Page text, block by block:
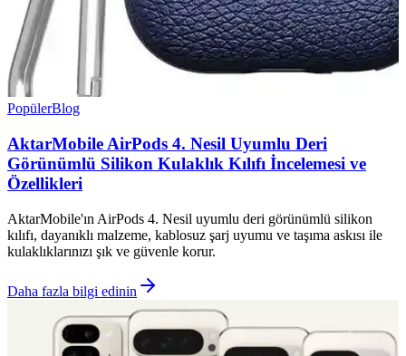
PopülerBlog
AktarMobile AirPods 4. Nesil Uyumlu Deri
Görünümlü Silikon Kulaklık Kılıfı İncelemesi ve
Özellikleri
AktarMobile'ın AirPods 4. Nesil uyumlu deri görünümlü silikon
kılıfı, dayanıklı malzeme, kablosuz şarj uyumu ve taşıma askısı ile
kulaklıklarınızı şık ve güvenle korur.
Daha fazla bilgi edinin